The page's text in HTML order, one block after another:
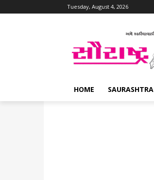
Tuesday, August 4, 2026
HOME SAURASHTRA